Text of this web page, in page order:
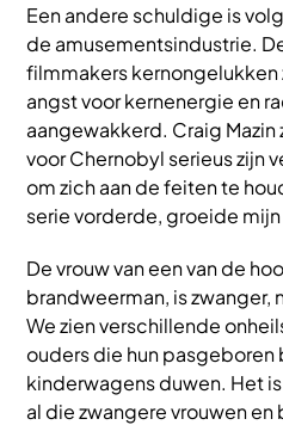
Een andere schuldige is
de amusementsindustrie.
filmmakers kernongelukken
angst voor kernenergie en
aangewakkerd. Craig
voor Chernobyl serieus zijn
om zich aan de feiten te
serie vorderde, groeide
De vrouw van een van de
brandweerman, is zwanger,
We zien verschillende
ouders die hun pasgeboren
kinderwagens duwen. Het
al die zwangere vrouwen en